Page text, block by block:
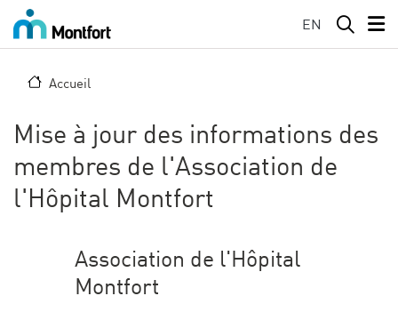
Aller au contenu principal
EN
Accueil
Mise à jour des informations des
membres de l'Association de
l'Hôpital Montfort
Association de l'Hôpital
Montfort